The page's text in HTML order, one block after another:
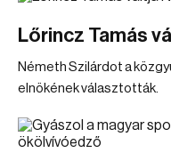
Lőrincz Tamás
Németh Szilárdot a
elnökének választották.